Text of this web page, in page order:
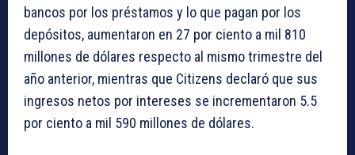
bancos por los préstamos y lo que pagan por los
depósitos, aumentaron en 27 por ciento a mil 810
millones de dólares respecto al mismo trimestre del
año anterior, mientras que Citizens declaró que sus
ingresos netos por intereses se incrementaron 5.5
por ciento a mil 590 millones de dólares.